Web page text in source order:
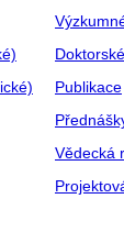
Publikace
Vědecká